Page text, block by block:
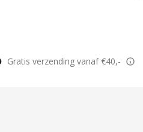
Gratis verzending vanaf €40,-